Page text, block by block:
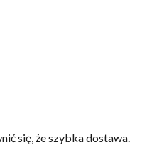
się, że szybka dostawa.